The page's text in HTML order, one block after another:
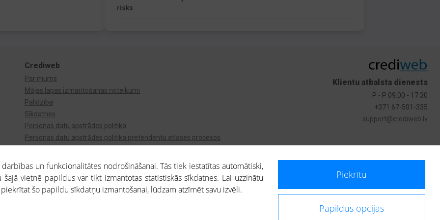
risks
Crediweb
Par mums
Mājas lapas izmantošanas noteikumi
Palīdzība
Sīkdatnes
Personas datu apstrādes politika
Personas datu apstrādes politika pretendentu atlases procesos
Klientu atbalsta dienests
P - P 09:00 - 17:30
+371 67-501-335
support@crediweb.lv
ietvaros saņemtajai informācijai ir uzziņas raksturs, un tai nav juridiska spēka. Portāla lietotājs, izmantojot portālā saņemto informāciju, ir atbildīgs par fizisko
un funkcionalitātes nodrošināšanai. Tās tiek iestatītas automātiski,
vietnē papildus var tikt izmantotas statistiskās sīkdatnes. Lai uzzinātu
piekrītat šo papildu sīkdatņu izmantošanai, lūdzam atzīmēt savu izvēli.
Piekrītu
Papildus opcijas